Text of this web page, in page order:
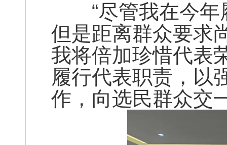
“尽管我在今年
但是距离群众要求
我将倍加珍惜代表
履行代表职责，以
作，向选民群众交